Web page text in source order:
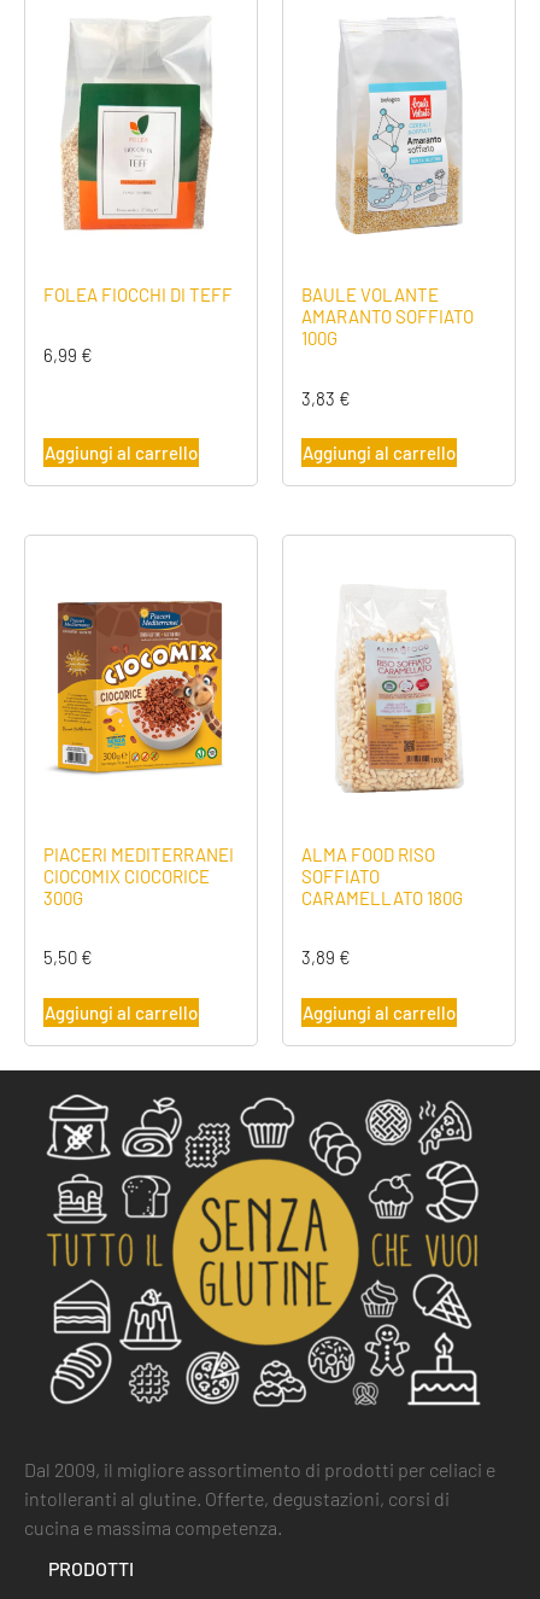
FOLEA FIOCCHI DI TEFF
6,99 €
Aggiungi al carrello
BAULE VOLANTE
AMARANTO SOFFIATO
100G
3,83 €
Aggiungi al carrello
PIACERI MEDITERRANEI
CIOCOMIX CIOCORICE
300G
5,50 €
Aggiungi al carrello
ALMA FOOD RISO
SOFFIATO
CARAMELLATO 180G
3,89 €
Aggiungi al carrello
Dal 2009, il migliore assortimento di prodotti per celiaci e
intolleranti al glutine. Offerte, degustazioni, corsi di
cucina e massima competenza.
PRODOTTI